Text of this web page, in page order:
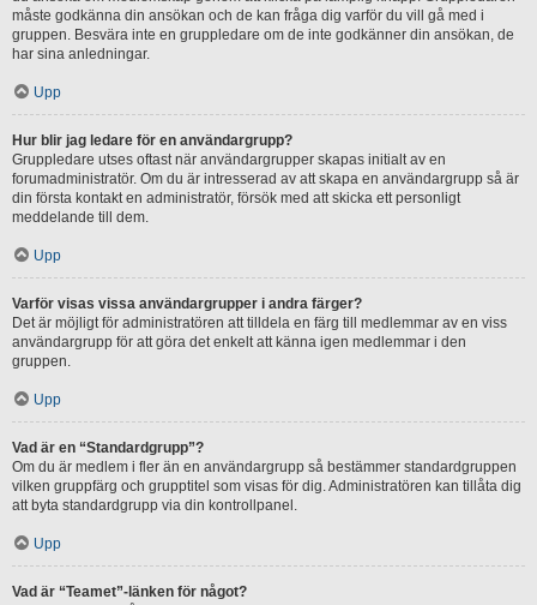
måste godkänna din ansökan och de kan fråga dig varför du vill gå med i
gruppen. Besvära inte en gruppledare om de inte godkänner din ansökan, de
har sina anledningar.
Upp
Hur blir jag ledare för en användargrupp?
Gruppledare utses oftast när användargrupper skapas initialt av en
forumadministratör. Om du är intresserad av att skapa en användargrupp så är
din första kontakt en administratör, försök med att skicka ett personligt
meddelande till dem.
Upp
Varför visas vissa användargrupper i andra färger?
Det är möjligt för administratören att tilldela en färg till medlemmar av en viss
användargrupp för att göra det enkelt att känna igen medlemmar i den
gruppen.
Upp
Vad är en “Standardgrupp”?
Om du är medlem i fler än en användargrupp så bestämmer standardgruppen
vilken gruppfärg och grupptitel som visas för dig. Administratören kan tillåta dig
att byta standardgrupp via din kontrollpanel.
Upp
Vad är “Teamet”-länken för något?